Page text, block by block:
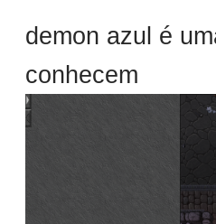
demon azul é
conhecem